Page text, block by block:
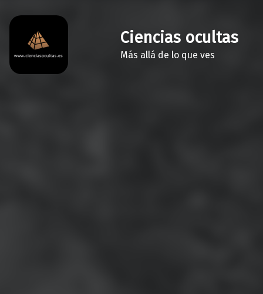
Ciencias ocultas
Más allá de lo que ves